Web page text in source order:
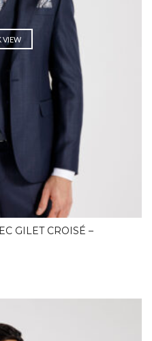
VIEW
GILET CROISÉ –